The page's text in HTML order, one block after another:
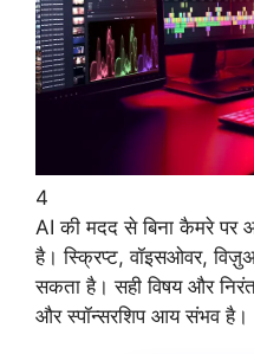
4
AI की मदद से बिना कैमरे पर
है। स्क्रिप्ट, वॉइसओवर,
सकता है। सही विषय और
और स्पॉन्सरशिप आय संभव है।